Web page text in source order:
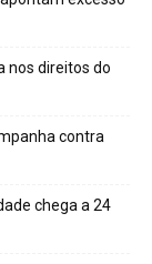
nos direitos do
contra
chega a 24